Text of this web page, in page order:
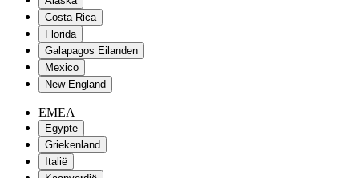
Costa Rica
Florida
Galapagos Eilanden
Mexico
New England
EMEA
Egypte
Griekenland
Italië